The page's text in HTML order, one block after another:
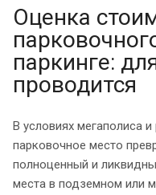
Оценка
паркинге:
проводится
В условиях мегаполиса
парковочное место
полноценный и
места в подземном или